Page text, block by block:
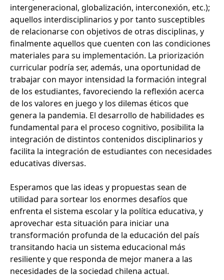
intergeneracional, globalización, interconexión, etc.);
aquellos interdisciplinarios y por tanto susceptibles
de relacionarse con objetivos de otras disciplinas, y
finalmente aquellos que cuenten con las condiciones
materiales para su implementación. La priorización
curricular podría ser, además, una oportunidad de
trabajar con mayor intensidad la formación integral
de los estudiantes, favoreciendo la reflexión acerca
de los valores en juego y los dilemas éticos que
genera la pandemia. El desarrollo de habilidades es
fundamental para el proceso cognitivo, posibilita la
integración de distintos contenidos disciplinarios y
facilita la integración de estudiantes con necesidades
educativas diversas.
Esperamos que las ideas y propuestas sean de
utilidad para sortear los enormes desafíos que
enfrenta el sistema escolar y la política educativa, y
aprovechar esta situación para iniciar una
transformación profunda de la educación del país
transitando hacia un sistema educacional más
resiliente y que responda de mejor manera a las
necesidades de la sociedad chilena actual.